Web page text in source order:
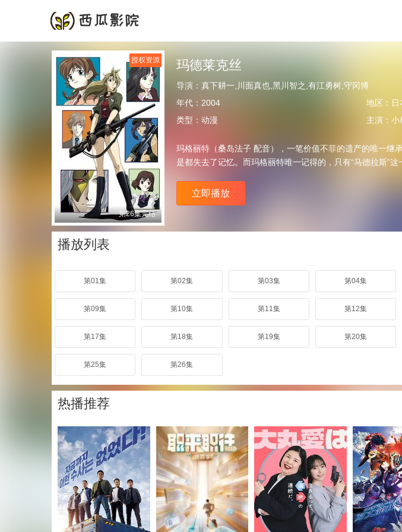
第26集完结
授权资源 玛德莱克丝
导演： 真下耕一,川面真也,黑川智之,有江勇树,守冈博
年代： 2004 地区： 日
类型： 动漫 主演： 小林
玛格丽特（桑岛法子 配音），一笔价值不菲的遗产的唯一继
是都失去了记忆。而玛格丽特唯一记得的，只有“马德拉斯”这
立即播放
播放列表
第01集 第02集 第03集 第04集
第09集 第10集 第11集 第12集
第17集 第18集 第19集 第20集
第25集 第26集
热播推荐